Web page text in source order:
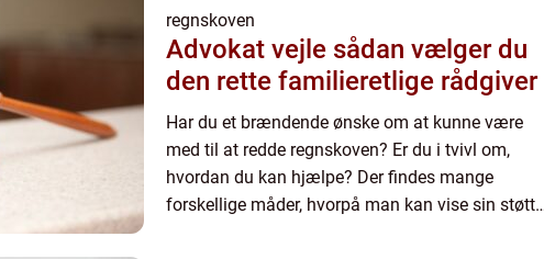
regnskoven
Advokat vejle sådan vælger du
den rette familieretlige rådgiver
Har du et brændende ønske om at kunne være
med til at redde regnskoven? Er du i tvivl om,
hvordan du kan hjælpe? Der findes mange
forskellige måder, hvorpå man kan vise sin støtte